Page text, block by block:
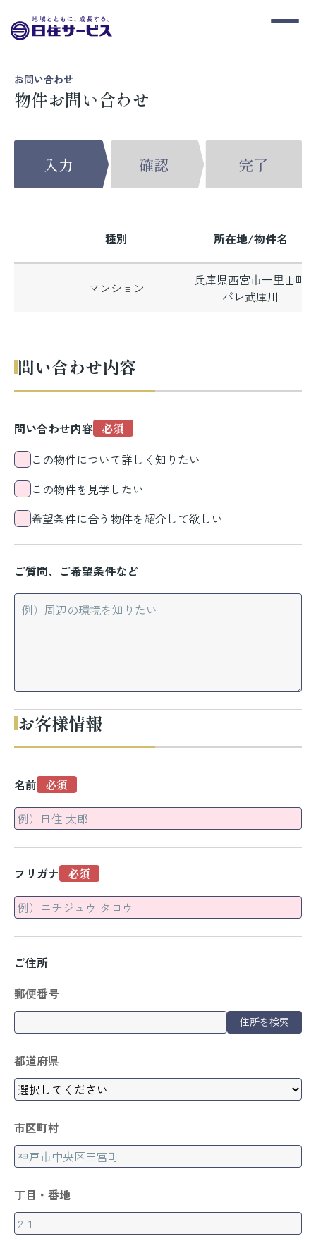
お問い合わせ
物件お問い合わせ
種別 所在地/物件名
マンション
兵庫県西宮市一里山町
パレ武庫川
問い合わせ内容
問い合わせ内容
この物件について詳しく知りたい
この物件を見学したい
希望条件に合う物件を紹介して欲しい
ご質問、ご希望条件など
お客様情報
名前
フリガナ
ご住所
郵便番号
住所を検索
都道府県
市区町村
丁目・番地